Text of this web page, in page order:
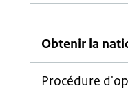
Obtenir la
Procédure